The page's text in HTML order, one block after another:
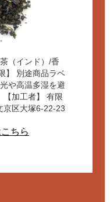
（インド）/香
】 別途商品ラベ
や高温多湿を避
【加工者】 有限
区大塚6-22-23
ちら